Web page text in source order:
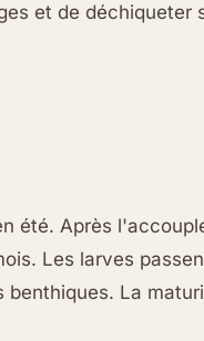
et de déchiqueter
été. Après
Les larves
La